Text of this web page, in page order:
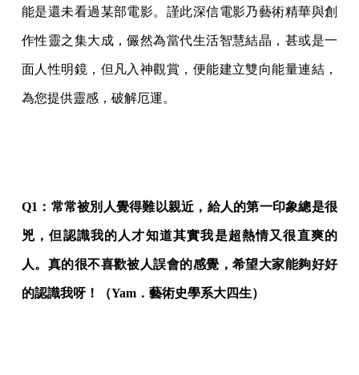
能是還未看過某部電影。謹此深信電影乃藝術精華與創
作性靈之集大成，儼然為當代生活智慧結晶，甚或是一
面人性明鏡，但凡入神觀賞，便能建立雙向能量連結，
為您提供靈感，破解厄運。
Q1：常常被別人覺得難以親近，給人的第一印象總是很
兇，但認識我的人才知道其實我是超熱情又很直爽的
人。真的很不喜歡被人誤會的感覺，希望大家能夠好好
的認識我呀！（Yam．藝術史學系大四生）